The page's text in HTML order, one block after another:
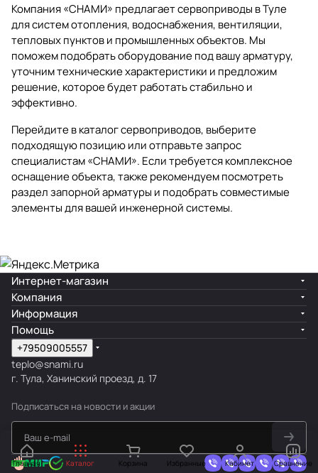
Компания «СНАМИ» предлагаетсервоприводы в Туле
для систем отопления, водоснабжения, вентиляции,
тепловых пунктов и промышленных объектов. Мы
поможем подобрать оборудование под вашу арматуру,
уточним технические характеристики и предложим
решение, которое будет работать стабильно и
эффективно.
Перейдите в каталогсервоприводов, выберите
подходящую позицию или отправьте запрос
специалистам «СНАМИ». Если требуется комплексное
оснащение объекта, также рекомендуем посмотреть
разделзапорной арматуры и подобрать совместимые
элементы для вашей инженерной системы.
Главная Каталог Корзина Избранные Кабинет Сравнение
Интернет-магазин
Компания
Информация
Помощь
+79509005557
teplo@snami.ru
г. Тула, Ханинский проезд, д. 17
Подписаться на новости и акции